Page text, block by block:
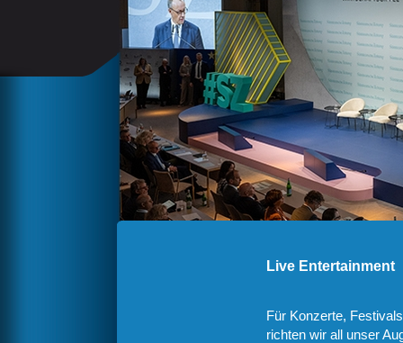
Live Entertainment
Für Konzerte,
richten wir all unser